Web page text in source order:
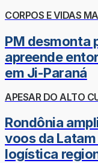
CORPOS E VIDAS
PM desmonta
apreende
em Ji-Paraná
APESAR DO ALTO
Rondônia
voos da
logística